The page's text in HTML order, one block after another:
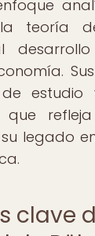
la teoría
de
legado
clave